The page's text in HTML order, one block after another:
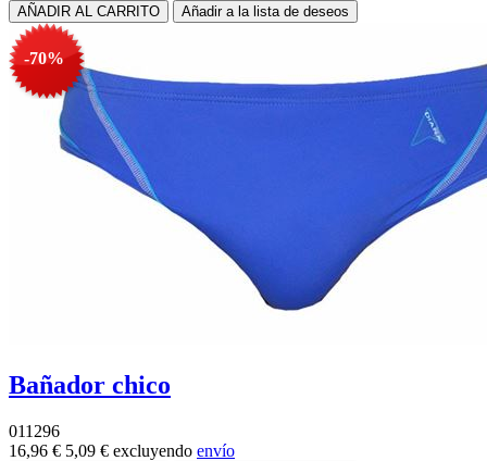
-70%
Bañador chico
011296
16,96 € 5,09 € excluyendo envío